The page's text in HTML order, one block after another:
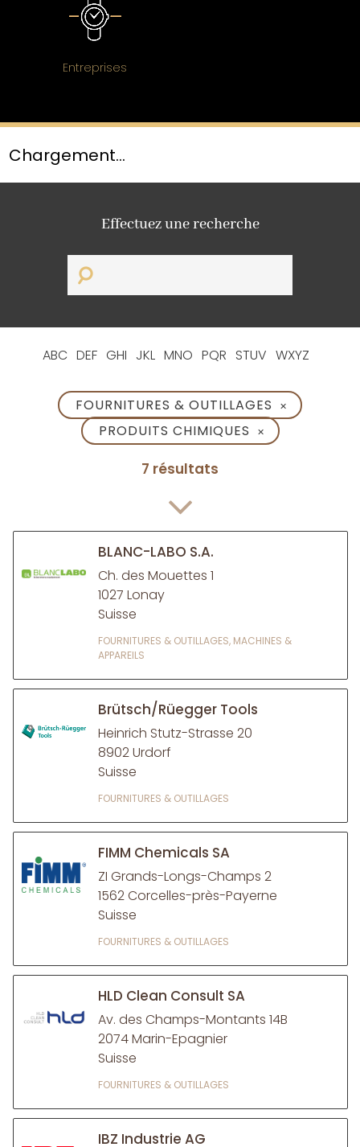
Entreprises
Chargement...
Effectuez une recherche
ABC DEF GHI JKL MNO PQR STUV WXYZ
FOURNITURES & OUTILLAGES ✕
PRODUITS CHIMIQUES ✕
7 résultats
BLANC-LABO S.A.
Ch. des Mouettes 1
1027 Lonay
Suisse
FOURNITURES & OUTILLAGES, MACHINES &
APPAREILS
Brütsch/Rüegger Tools
Heinrich Stutz-Strasse 20
8902 Urdorf
Suisse
FOURNITURES & OUTILLAGES
FIMM Chemicals SA
ZI Grands-Longs-Champs 2
1562 Corcelles-près-Payerne
Suisse
FOURNITURES & OUTILLAGES
HLD Clean Consult SA
Av. des Champs-Montants 14B
2074 Marin-Epagnier
Suisse
FOURNITURES & OUTILLAGES
IBZ Industrie AG